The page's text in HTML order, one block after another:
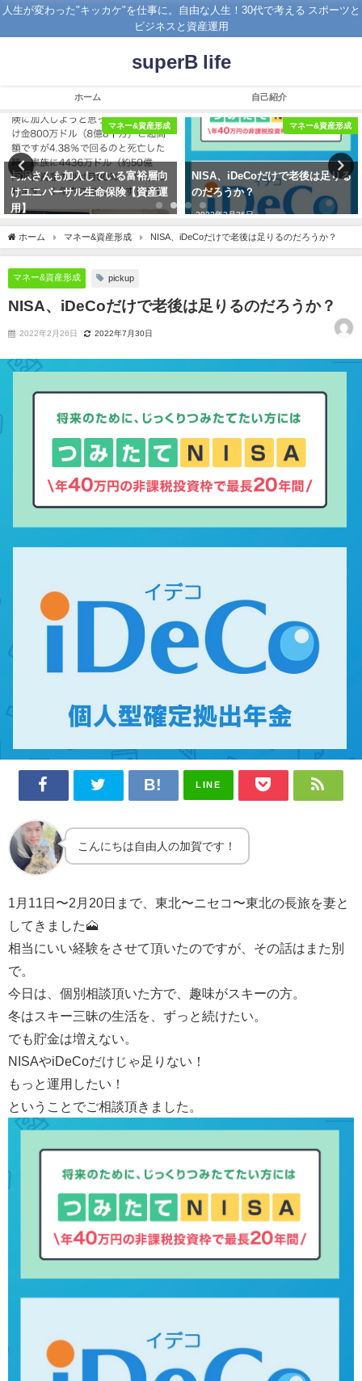
人生が変わった"キッカケ"を仕事に。自由な人生！30代で考える スポーツと
ビジネスと資産運用
superB life
ホーム 自己紹介
マネー&資産形成
与沢さんも加入している富裕層向
けユニバーサル生命保険【資産運
用】
マネー&資産形成
NISA、iDeCoだけで老後は足りる
のだろうか？
2022年2月26日
ホーム マネー&資産形成 NISA、iDeCoだけで老後は足りるのだろうか？
マネー&資産形成 pickup
NISA、iDeCoだけで老後は足りるのだろうか？
2022年2月26日 2022年7月30日
LINE
こんにちは自由人の加賀です！
1月11日〜2月20日まで、東北〜ニセコ〜東北の長旅を妻と
してきました🗻
相当にいい経験をさせて頂いたのですが、その話はまた別
で。
今日は、個別相談頂いた方で、趣味がスキーの方。
冬はスキー三昧の生活を、ずっと続けたい。
でも貯金は増えない。
NISAやiDeCoだけじゃ足りない！
もっと運用したい！
ということでご相談頂きました。